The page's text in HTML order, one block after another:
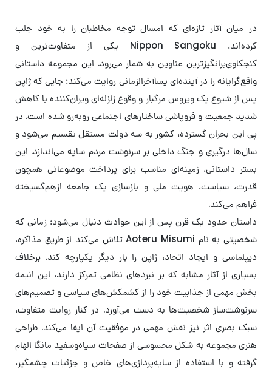
در میان آثار تازه‌ای که امسال توجه مخاطبان را به خود جلب
کرده‌اند، Nippon Sangoku یکی از متفاوت‌ترین و
کنجکاوی‌برانگیزترین عناوین به شمار می‌رود. این مجموعه داستانی
واقع‌گرایانه را در آینده‌ای پساآخرالزمانی روایت می‌کند؛ جایی که ژاپن
پس از شیوع یک ویروس مرگبار و وقوع زلزله‌ای ویران‌کننده با کاهش
شدید جمعیت و فروپاشی ساختارهای اجتماعی روبه‌رو شده است. در
پی این بحران گسترده، کشور به سه دولت مستقل تقسیم می‌شود و
سال‌ها درگیری و جنگ داخلی بر سرنوشت مردم سایه می‌اندازد. این
بستر داستانی، زمینه‌ای مناسب برای پرداخت موضوعاتی همچون
قدرت، سیاست، هویت ملی و بازسازی یک جامعه ازهم‌گسیخته
فراهم می‌کند.
داستان حدود یک قرن پس از این حوادث دنبال می‌شود؛ زمانی که
شخصیتی به نام Aoteru Misumi تلاش می‌کند از طریق مذاکره،
دیپلماسی و ایجاد اتحاد، ژاپن را بار دیگر یکپارچه کند. برخلاف
بسیاری از آثار مشابه که بر نبردهای نظامی تمرکز دارند، این انیمه
بخش مهمی از جذابیت خود را از کشمکش‌های سیاسی و تصمیم‌های
سرنوشت‌ساز شخصیت‌ها به دست می‌آورد. در کنار روایت متفاوت،
سبک بصری اثر نیز نقش مهمی در موفقیت آن ایفا می‌کند. طراحی
هنری مجموعه به شکل محسوسی از صفحات سیاه‌وسفید مانگا الهام
گرفته و با استفاده از سایه‌پردازی‌های خاص و جزئیات چشمگیر،